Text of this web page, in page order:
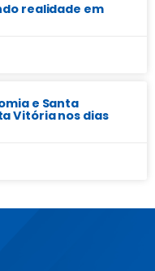
realidade em
e Santa
Vitória nos dias